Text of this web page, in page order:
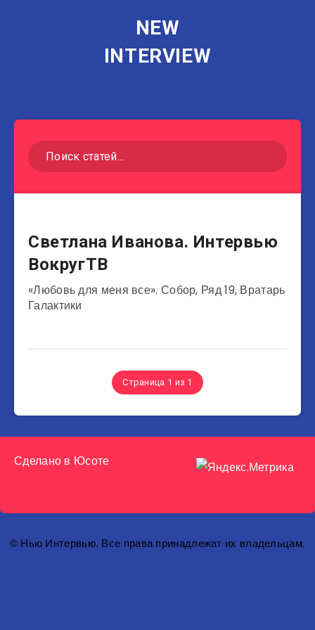
NEW
INTERVIEW
Актеры
Светлана Иванова. Интервью
ВокругТВ
«Любовь для меня все». Собор, Ряд 19, Вратарь
Галактики
Страница 1 из 1
Сделано в Юсоте
© Нью Интервью. Все права принадлежат их владельцам.